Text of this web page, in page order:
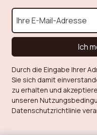
Anhebbar
Hauszimmer
Ich
Durch die Eingabe Ihrer
Sie sich damit
zu erhalten und
unseren
Datenschutzrichtlinie